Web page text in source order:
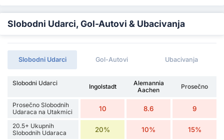
Slobodni Udarci, Gol-Autovi & Ubacivanja
Slobodni Udarci Gol-Autovi Ubacivanja
Slobodni Udarci Ingolstadt
Alemannia
Aachen
Prosečno
Prosečno Slobodnih
Udaraca na Utakmici
10 8.6 9
20.5+ Ukupnih
Slobodnih Udaraca
20% 10% 15%